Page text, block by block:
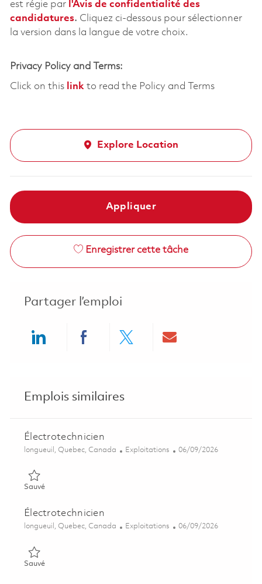
est régie par l'Avis de confidentialité des
candidatures. Cliquez ci-dessous pour sélectionner
la version dans la langue de votre choix.
Privacy Policy and Terms:
Click on this linkto read the Policy and Terms
Explore Location
Appliquer
Enregistrer cette tâche
Partager l’emploi
Emplois similaires
Électrotechnicien
Emplacement
longueuil, Quebec, Canada Catégorie
Exploitations Posted Date
06/09/2026
SauvéSauvé Électrotechnicien 01842178
Électrotechnicien
Emplacement
longueuil, Quebec, Canada Catégorie
Exploitations Posted Date
06/09/2026
SauvéSauvé Électrotechnicien 01850094